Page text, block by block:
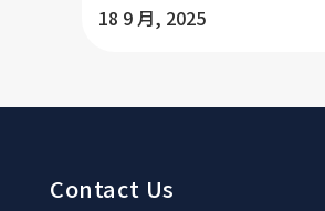
18 9 月, 2025
Contact Us